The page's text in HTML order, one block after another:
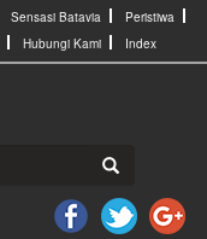
Sensasi Batavia
Peristiwa
Hubungi Kami Index